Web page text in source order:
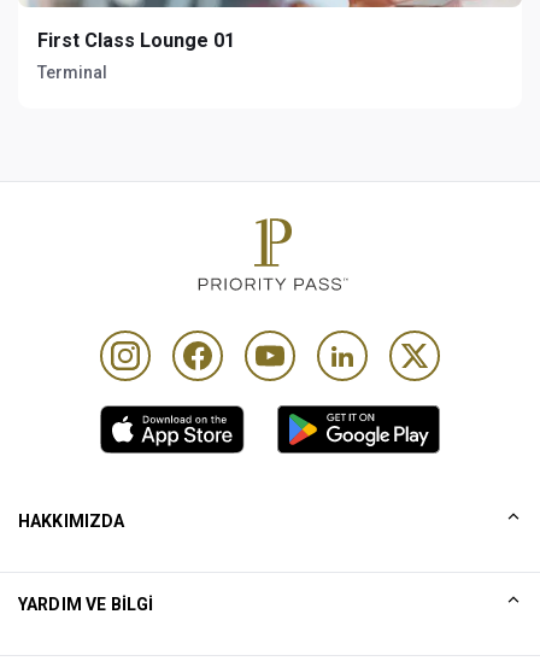
First Class Lounge 01
Terminal
HAKKIMIZDA
YARDIM VE BILGI